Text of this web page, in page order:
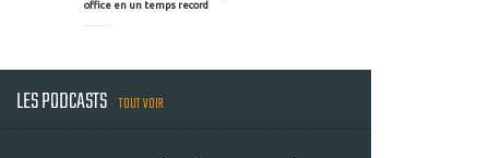
office en un temps record
LES PODCASTS TOUT VOIR